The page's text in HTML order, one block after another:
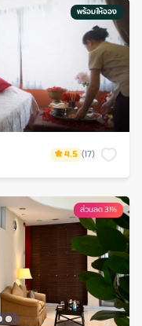
พร้อมให้จอง
4.5 (17)
ส่วนลด 31%